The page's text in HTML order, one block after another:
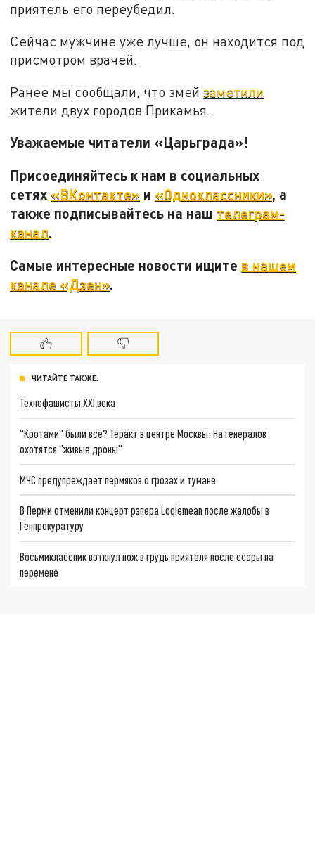
приятель его переубедил.
Сейчас мужчине уже лучше, он находится под
присмотром врачей.
Ранее мы сообщали, что змей заметили
жители двух городов Прикамья.
Уважаемые читатели «Царьграда»!
Присоединяйтесь к нам в социальных
сетях «ВКонтакте» и «Одноклассники», а
также подписывайтесь на наш телеграм-
канал.
Самые интересные новости ищите в нашем
канале «Дзен».
ЧИТАЙТЕ ТАКЖЕ:
Технофашисты XXI века
"Кротами" были все? Теракт в центре Москвы: На генералов
охотятся "живые дроны"
МЧС предупреждает пермяков о грозах и тумане
В Перми отменили концерт рэпера Loqiemean после жалобы в
Генпрокуратуру
Восьмиклассник воткнул нож в грудь приятеля после ссоры на
перемене